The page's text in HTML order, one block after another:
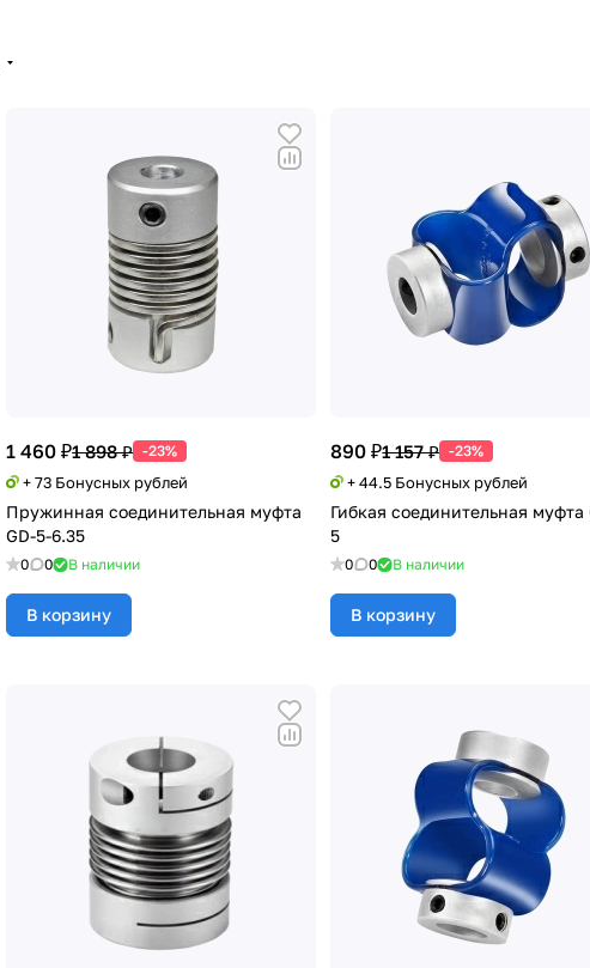
1 460 ₽1 898 ₽ -23%
+ 73 Бонусных рублей
Пружинная соединительная муфта
GD-5-6.35
0 0 В наличии
В корзину
890 ₽1 157 ₽ -23%
+ 44.5 Бонусных рублей
Гибкая соединительная муфта
5
0 0 В наличии
В корзину